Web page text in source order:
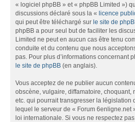
« logiciel phpBB » et « phpBB Limited »)
discussions déclaré sous la « licence
qui peut être téléchargé sur le site de
phpBB a pour seul but de faciliter les
Limited ne peut en aucun cas être tenu
conduite et du contenu que nous
pas. Pour plus d’informations concernant
le site de phpBB (en anglais).
Vous acceptez de ne publier aucun
obscène, vulgaire, diffamatoire, choquant,
etc. qui pourrait transgresser la législation
lequel le serveur de « Forum 6enligne.net
loi internationale. Si vous ne respectez